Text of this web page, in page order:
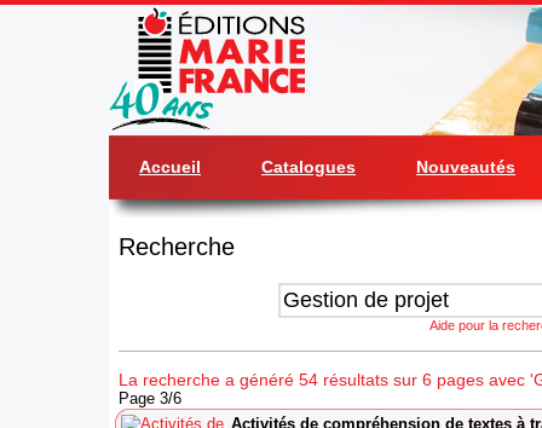
Accueil Catalogues Nouveautés
Recherche
Aide pour la
La recherche a généré 54 résultats sur 6 pages avec
Page 3/6
Activités de compréhension de textes à